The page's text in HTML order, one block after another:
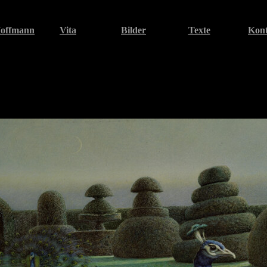
Vita Bilder Texte